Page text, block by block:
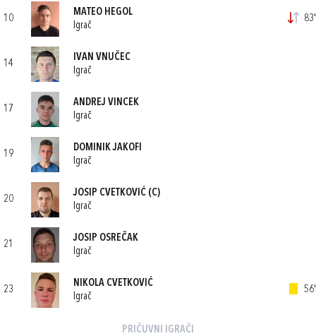
10
MATEO HEGOL
Igrač
83'
14
IVAN VNUČEC
Igrač
17
ANDREJ VINCEK
Igrač
19
DOMINIK JAKOFI
Igrač
20
JOSIP CVETKOVIĆ (C)
Igrač
21
JOSIP OSREČAK
Igrač
23
NIKOLA CVETKOVIĆ
Igrač
56'
PRIČUVNI IGRAČI